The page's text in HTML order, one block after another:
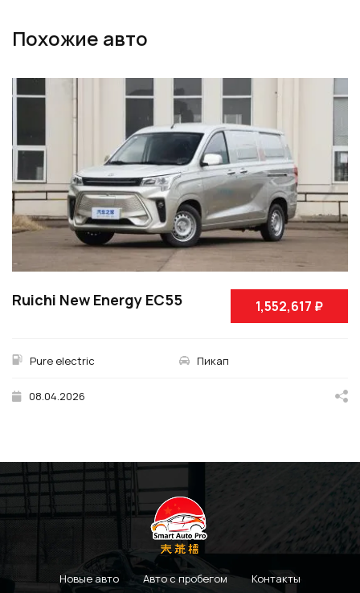
Похожие авто
1,552,617 ₽
Ruichi New Energy EC55
Pure electric Пикап
08.04.2026
Новые авто Авто с пробегом Контакты